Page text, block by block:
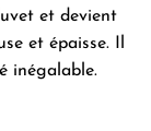
et devient
et épaisse. Il
inégalable.